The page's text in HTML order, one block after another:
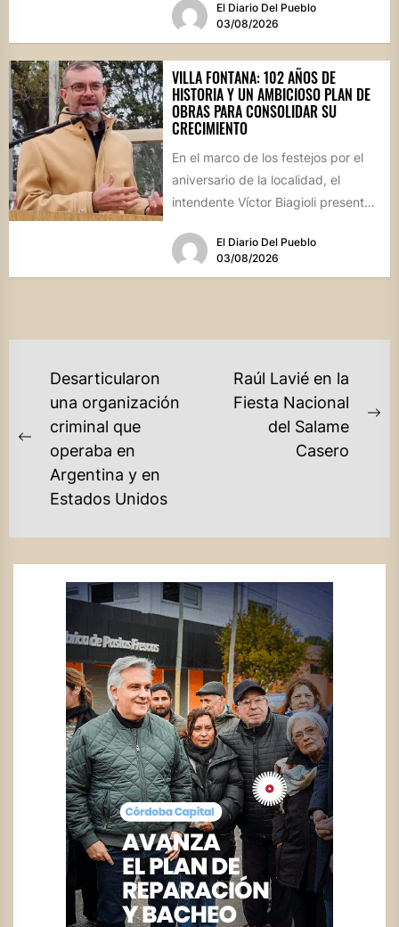
El Diario Del Pueblo
03/08/2026
VILLA FONTANA: 102 AÑOS DE
HISTORIA Y UN AMBICIOSO PLAN DE
OBRAS PARA CONSOLIDAR SU
CRECIMIENTO
En el marco de los festejos por el
aniversario de la localidad, el
intendente Víctor Biagioli presentó
El Diario Del Pueblo
03/08/2026
NAVEGACIÓN
ENTRADAS
Previous
post:
Desarticularon
una organización
criminal que
operaba en
Argentina y en
Estados Unidos
Raúl Lavié en la
Fiesta Nacional
del Salame
Casero